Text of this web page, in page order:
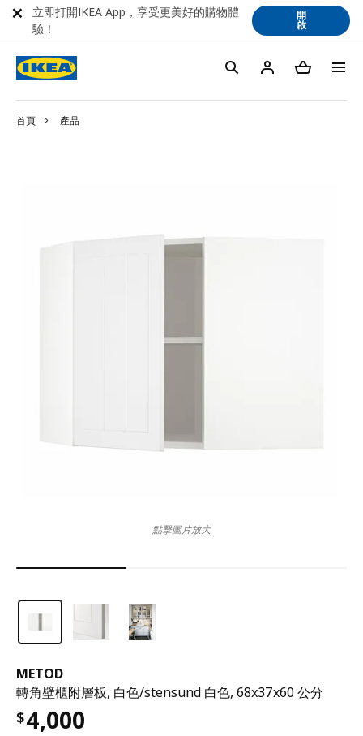
首頁 產品
METOD
轉角壁櫃附層板, 白色/stensund 白色, 68x37x60 公分
$4,000
點擊圖片放大
立即打開IKEA App，享受更美好的購物體
驗！
開
啟